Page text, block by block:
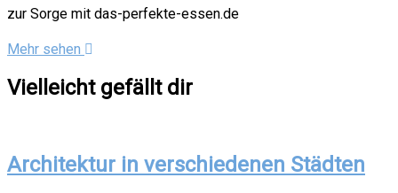
zur Sorge mit das-perfekte-essen.de
Mehr sehen
Vielleicht gefällt dir
Architektur in verschiedenen Städten